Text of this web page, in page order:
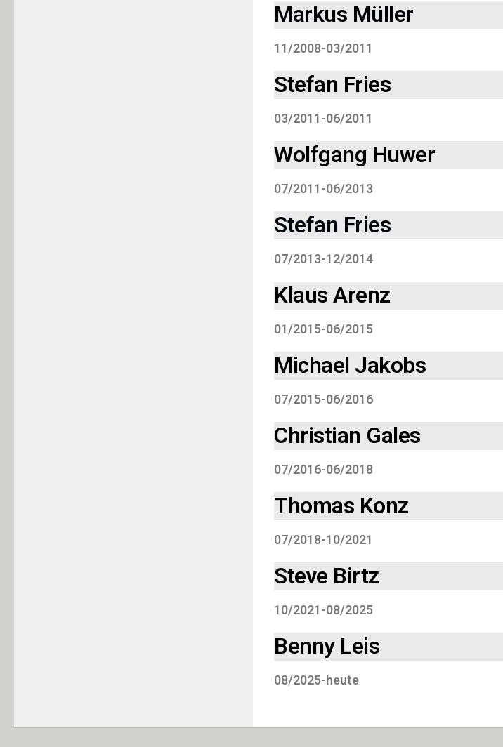
Markus Müller
11/2008-03/2011
Stefan Fries
03/2011-06/2011
Wolfgang Huwer
07/2011-06/2013
Stefan Fries
07/2013-12/2014
Klaus Arenz
01/2015-06/2015
Michael Jakobs
07/2015-06/2016
Christian Gales
07/2016-06/2018
Thomas Konz
07/2018-10/2021
Steve Birtz
10/2021-08/2025
Benny Leis
08/2025-heute